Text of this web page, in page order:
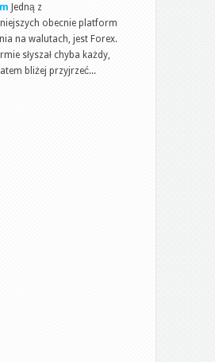
Jedną z
obecnie platform
na walutach, jest Forex.
słyszał chyba każdy,
bliżej przyjrzeć...